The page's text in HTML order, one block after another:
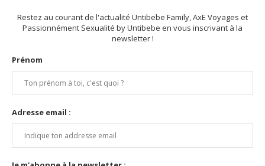
Restez au courant de l'actualité Untibebe Family, AxE Voyages et
Passionnément Sexualité by Untibebe en vous inscrivant à la
newsletter !
Prénom
Adresse email :